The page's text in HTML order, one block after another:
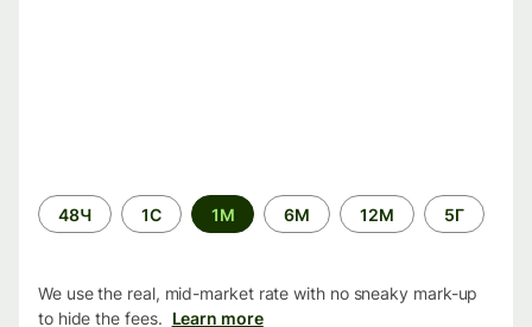
Time
period
48Ч 1С 1М 6М 12М 5Г
We use the real, mid-market rate with no sneaky mark-up
to hide the fees. Learn more